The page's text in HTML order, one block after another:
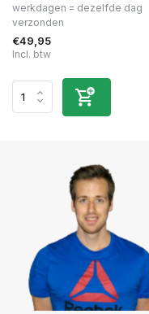
werkdagen = dezelfde dag
verzonden
€49,95
Incl. btw